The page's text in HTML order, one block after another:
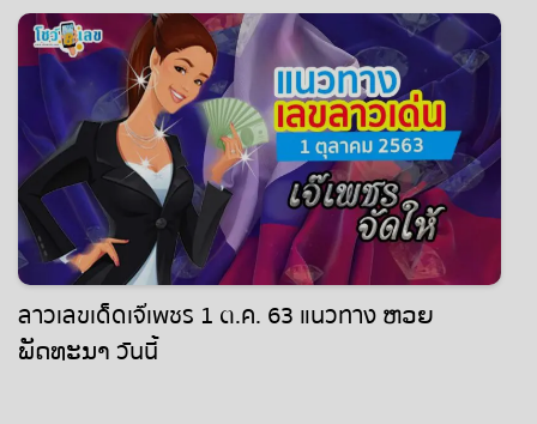
ลาวเลขเด็ดเจ๊เพชร 1 ต.ค. 63 แนวทาง ຫວຍ
ພັດທະນາ วันนี้